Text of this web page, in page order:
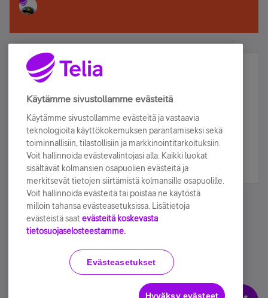
Älä jää paitsi – osallistu ja voita!
Tilaa Telian uutiskirje ja olet mukana arvonnassa.
sähköpostiisi.
Tilaa nyt
Käyttöehdot Accessibility statement
Käytämme sivustollamme evästeitä
Käytämme sivustollamme evästeitä ja vastaavia
teknologioita käyttökokemuksen parantamiseksi sekä
toiminnallisiin, tilastollisiin ja markkinointitarkoituksiin.
Voit hallinnoida evästevalintojasi alla. Kaikki luokat
sisältävät kolmansien osapuolien evästeitä ja
merkitsevät tietojen siirtämistä kolmansille osapuolille.
Voit hallinnoida evästeitä tai poistaa ne käytöstä
milloin tahansa evästeasetuksissa. Lisätietoja
evästeistä saat evästeitä koskevasta
tietosuojaselosteestamme.
Evästeasetukset
Hyväksy evästeet